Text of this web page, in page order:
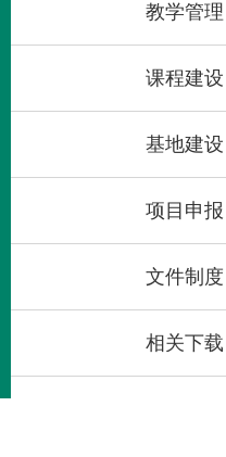
教学管理
课程建设
基地建设
项目申报
文件制度
相关下载